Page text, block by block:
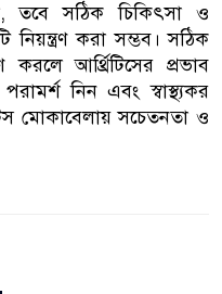
তবে সঠিক চিকিৎসা ও
নিয়ন্ত্রণ করা সম্ভব। সঠিক
আর্থ্রিটিসের প্রভাব
নিন এবং স্বাস্থ্যকর
মোকাবেলায় সচেতনতা ও